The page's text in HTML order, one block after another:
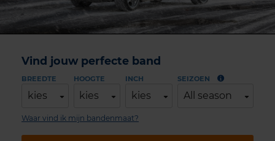
Vind jouw perfecte band
BREEDTE
kies
HOOGTE
kies
INCH
kies
SEIZOEN
All season
Waar vind ik mijn bandenmaat?